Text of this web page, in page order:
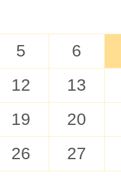
5
6
12
13
19
20
26
27